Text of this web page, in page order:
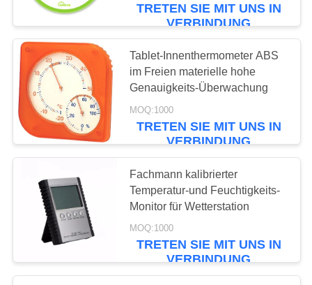
ÜBER
UNS
WERKSBESICHTIGUNG
QUALITÄTSKONTROLLE
NEUIGKEITEN
RECHTSSACHEN
BITTE UM
Ofen-Thermometer
23
Fleisch-
Thermometer
TRETEN SIE MIT UNS IN
VERBINDUNG
Tablet-Innenthermometer ABS
im Freien materielle hohe
Genauigkeits-Überwachung
MOQ:1000
TRETEN SIE MIT UNS IN
VERBINDUNG
Fachmann kalibrierter
Temperatur-und Feuchtigkeits-
Monitor für Wetterstation
MOQ:1000
TRETEN SIE MIT UNS IN
VERBINDUNG